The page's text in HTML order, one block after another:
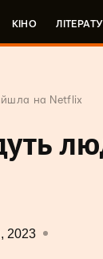
КІНО
на Netflix
2023